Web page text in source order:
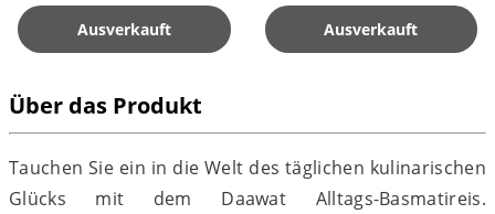
Ausverkauft Ausverkauft
Über das Produkt
Tauchen Sie ein in die Welt des täglichen kulinarischen
Glücks mit dem Daawat Alltags-Basmatireis.